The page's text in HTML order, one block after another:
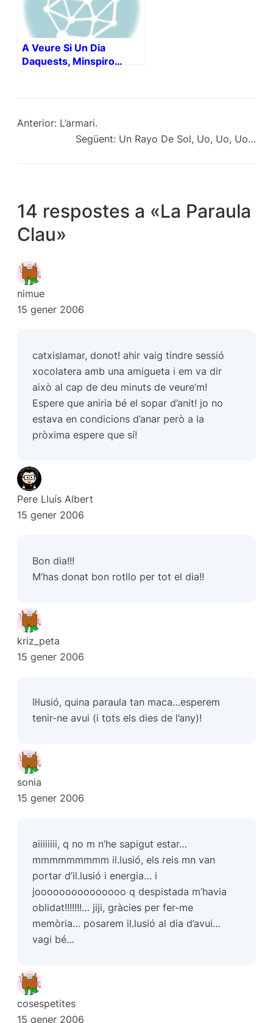
A Veure Si Un Dia
Daquests, Minspiro…
Anterior: L’armari.
Següent: Un Rayo De Sol, Uo, Uo, Uo…
14 respostes a «La Paraula
Clau»
nimue
15 gener 2006
catxislamar, donot! ahir vaig tindre sessió
xocolatera amb una amigueta i em va dir
això al cap de deu minuts de veure’m!
Espere que aniria bé el sopar d’anit! jo no
estava en condicions d’anar però a la
pròxima espere que sí!
Pere Lluís Albert
15 gener 2006
Bon dia!!!
M’has donat bon rotllo per tot el dia!!
kriz_peta
15 gener 2006
Il·lusió, quina paraula tan maca…esperem
tenir-ne avui (i tots els dies de l’any)!
sonia
15 gener 2006
aiiiiiiii, q no m n’he sapigut estar…
mmmmmmmmm il.lusió, els reis mn van
portar d’il.lusió i energia… i
jooooooooooooooo q despistada m’havia
oblidat!!!!!!!… jiji, gràcies per fer-me
memòria… posarem il.lusió al dia d’avui…
vagi bé…
cosespetites
15 gener 2006